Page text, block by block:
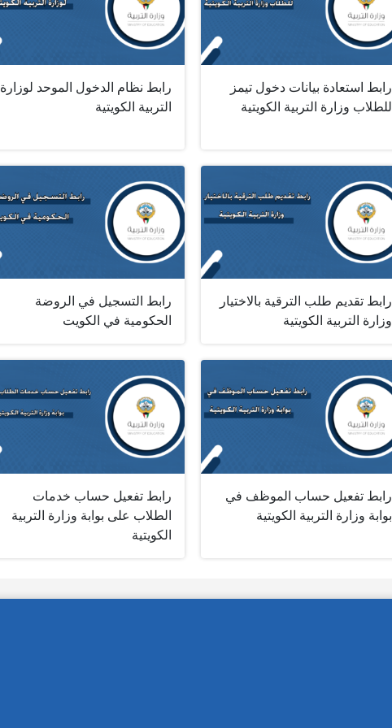
رابط استعادة بيانات دخول تيمز
للطلاب وزارة التربية الكويتية
رابط نظام الدخول الموحد لوزارة
التربية الكويتية
رابط تقديم طلب الترقية بالاختيار
وزارة التربية الكويتية
رابط التسجيل في الروضة
الحكومية في الكويت
رابط تفعيل حساب الموظف في
بوابة وزارة التربية الكويتية
رابط تفعيل حساب خدمات
الطلاب على بوابة وزارة التربية
الكويتية